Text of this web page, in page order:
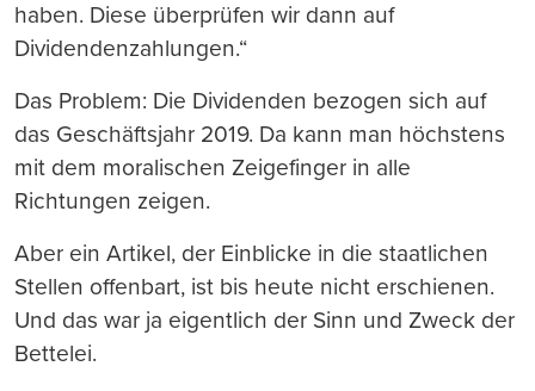
haben. Diese überprüfen wir dann auf
Dividendenzahlungen.“
Das Problem: Die Dividenden bezogen sich auf
das Geschäftsjahr 2019. Da kann man höchstens
mit dem moralischen Zeigefinger in alle
Richtungen zeigen.
Aber ein Artikel, der Einblicke in die staatlichen
Stellen offenbart, ist bis heute nicht erschienen.
Und das war ja eigentlich der Sinn und Zweck der
Bettelei.